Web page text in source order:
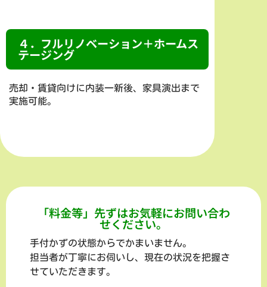
４．フルリノベーション＋ホームス
テージング
売却・賃貸向けに内装一新後、家具演出まで
実施可能。
「料金等」先ずはお気軽にお問い合わ
せください。
手付かずの状態からでかまいません。
担当者が丁寧にお伺いし、現在の状況を把握さ
せていただきます。